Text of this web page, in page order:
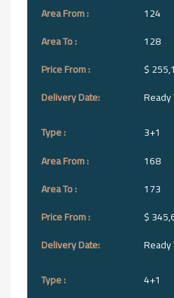
124
128
$
Ready
3+1
168
173
$
Ready
4+1